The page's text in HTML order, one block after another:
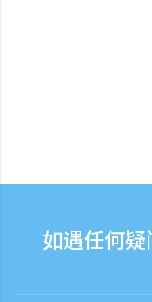
如遇任何疑